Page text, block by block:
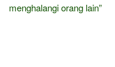
menghalangi orang lain”